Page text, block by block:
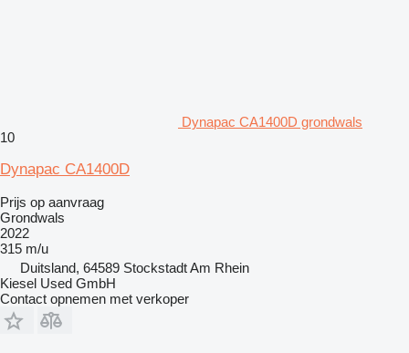
Dynapac CA1400D grondwals
10
Dynapac CA1400D
Prijs op aanvraag
Grondwals
2022
315 m/u
Duitsland, 64589 Stockstadt Am Rhein
Kiesel Used GmbH
Contact opnemen met verkoper